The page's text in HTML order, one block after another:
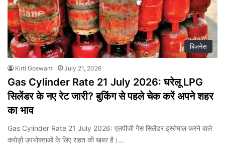
बिज़नेस
Kirti Goswami July 21, 2026
Gas Cylinder Rate 21 July 2026: घरेलू LPG
सिलेंडर के नए रेट जारी? बुकिंग से पहले चेक करें अपने शहर
का भाव
Gas Cylinder Rate 21 July 2026: एलपीजी गैस सिलेंडर इस्तेमाल करने वाले
करोड़ों उपभोक्ताओं के लिए राहत की खबर है।…